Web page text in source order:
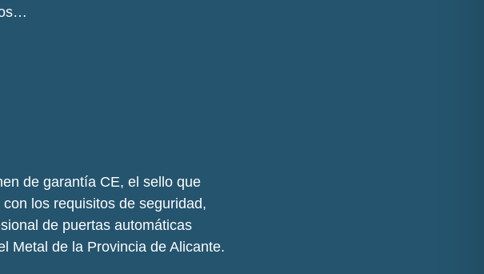
de garantía CE, el sello que
los requisitos de seguridad,
de puertas automáticas
Metal de la Provincia de Alicante.